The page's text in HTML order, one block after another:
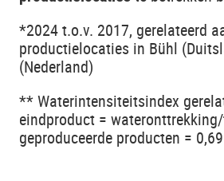
*2024 t.o.v. 2017, gerelateerd
productielocaties in Bühl
(Nederland)
** Waterintensiteitsindex
eindproduct =
geproduceerde producten =